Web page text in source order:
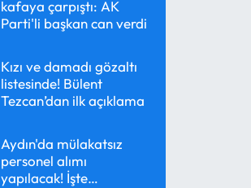
kafaya çarpıştı: AK
Parti'li başkan can verdi
Kızı ve damadı gözaltı
listesinde! Bülent
Tezcan’dan ilk açıklama
Aydın'da mülakatsız
personel alımı
yapılacak! İşte